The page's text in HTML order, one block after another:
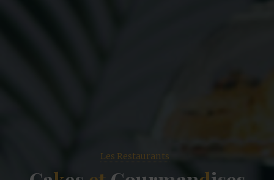
Les Restaurants